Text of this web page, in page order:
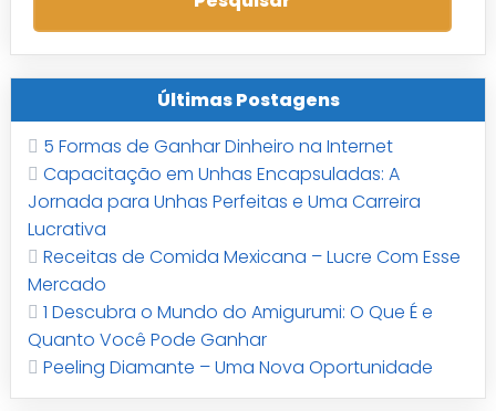
Últimas Postagens
5 Formas de Ganhar Dinheiro na Internet
Capacitação em Unhas Encapsuladas: A
Jornada para Unhas Perfeitas e Uma Carreira
Lucrativa
Receitas de Comida Mexicana – Lucre Com Esse
Mercado
1 Descubra o Mundo do Amigurumi: O Que É e
Quanto Você Pode Ganhar
Peeling Diamante – Uma Nova Oportunidade